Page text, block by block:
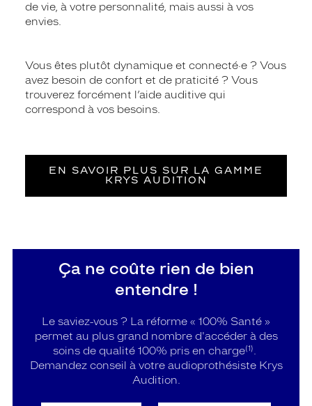
de vie, à votre personnalité, mais aussi à vos
envies.
Vous êtes plutôt dynamique et connecté·e ? Vous
avez besoin de confort et de praticité ? Vous
trouverez forcément l’aide auditive qui
correspond à vos besoins.
EN SAVOIR PLUS SUR LA GAMME
KRYS AUDITION
Ça ne coûte rien de bien
entendre !
Le saviez-vous ? La réforme « 100% Santé »
permet au plus grand nombre d'accéder à des
soins de qualité 100% pris en charge(1).
Demandez conseil à votre audioprothésiste Krys
Audition.